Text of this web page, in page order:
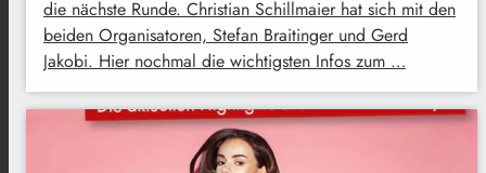
die nächste Runde. Christian Schillmaier hat sich mit den
beiden Organisatoren, Stefan Braitinger und Gerd
Jakobi. Hier nochmal die wichtigsten Infos zum …